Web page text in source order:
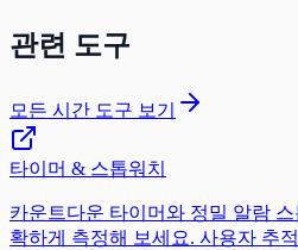
관련 도구
모든 시간 도구 보기
타이머 & 스톱워치
카운트다운 타이머와 정밀 알람
확하게 측정해 보세요. 사용자 추